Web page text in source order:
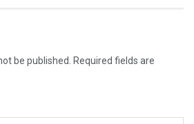
be published. Required fields are